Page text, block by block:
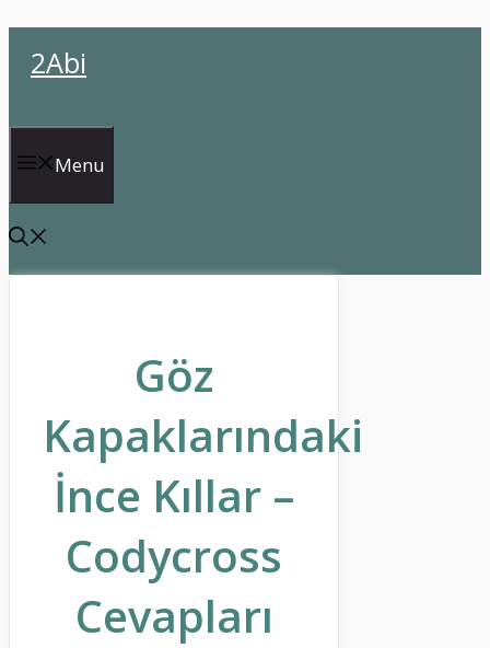
atla2Abi
Menu
Göz
Kapaklarındaki
İnce Kıllar –
Codycross
Cevapları